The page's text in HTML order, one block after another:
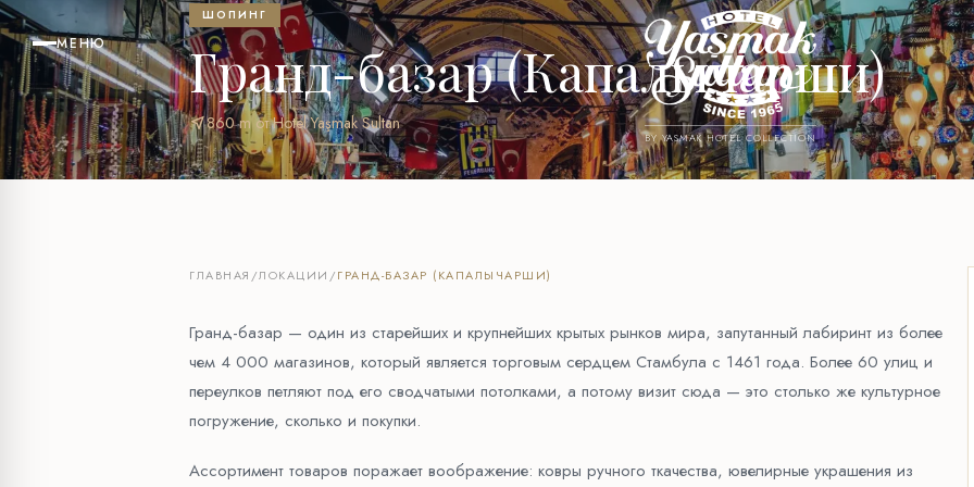
МЕНЮ
BY YASMAK HOTEL COLLECTION
ШОПИНГ
Гранд-базар (Капалычарши)
near_me860 m от Hotel Yaşmak Sultan
ГЛАВНАЯ /ЛОКАЦИИ /ГРАНД-БАЗАР (КАПАЛЫЧАРШИ)
Гранд-базар — один из старейших и крупнейших крытых рынков мира, запутанный лабиринт из более
чем 4 000 магазинов, который является торговым сердцем Стамбула с 1461 года. Более 60 улиц и
переулков петляют под его сводчатыми потолками, а потому визит сюда — это столько же культурное
погружение, сколько и покупки.
Ассортимент товаров поражает воображение: ковры ручного ткачества, ювелирные украшения из